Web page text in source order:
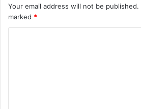
Your email address will not be published.
marked *